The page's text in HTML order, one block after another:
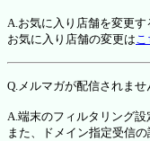
A.お気に入り店舗を変更す
お気に入り店舗の変更はこ
Q.メルマガが配信されませ
A.端末のフィルタリング設
また、ドメイン指定受信